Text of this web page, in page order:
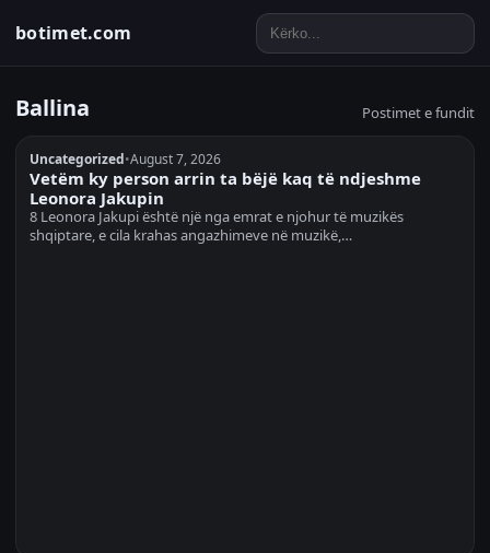
botimet.com
Ballina Postimet e fundit
Uncategorized•August 7, 2026
Vetëm ky person arrin ta bëjë kaq të ndjeshme
Leonora Jakupin
8 Leonora Jakupi është një nga emrat e njohur të muzikës
shqiptare, e cila krahas angazhimeve në muzikë,…